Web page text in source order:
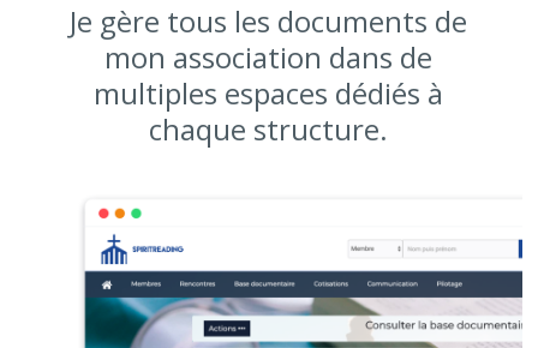
Je gère tous les documents de
mon association dans de
multiples espaces dédiés à
chaque structure.